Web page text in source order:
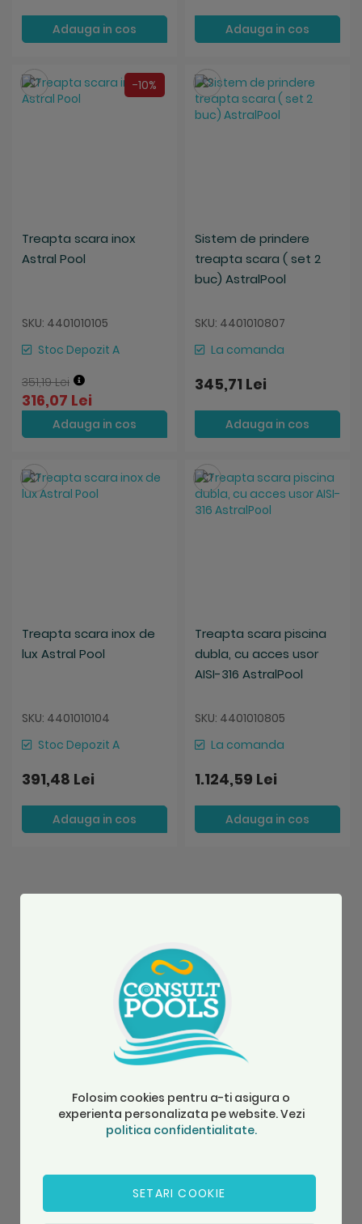
Adauga in cos Adauga in cos
Treapta scara inox
Astral Pool
SKU: 4401010105
-10%
Stoc Depozit A
351,19 Lei
316,07 Lei
Adauga in cos
Salveaza
Sistem de prindere
treapta scara ( set 2
buc) AstralPool
SKU: 4401010807
La comanda
345,71 Lei
Adauga in cos
Salveaza
Treapta scara inox de
lux Astral Pool
SKU: 4401010104
Stoc Depozit A
391,48 Lei
Adauga in cos
Salveaza
Treapta scara piscina
dubla, cu acces usor
AISI-316 AstralPool
SKU: 4401010805
La comanda
1.124,59 Lei
Adauga in cos
Salveaza
Folosim cookies pentru a-ti asigura o
experienta personalizata pe website. Vezi
politica confidentialitate.
SETARI COOKIE